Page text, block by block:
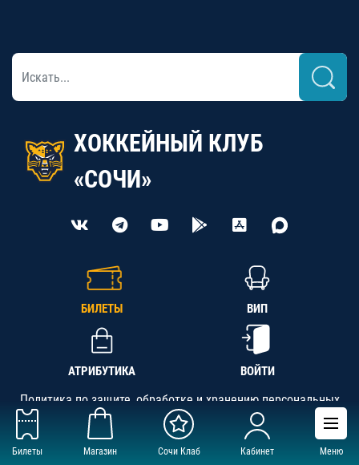
Билеты Магазин Сочи Клаб Кабинет Меню
ХОККЕЙНЫЙ КЛУБ
«СОЧИ»
БИЛЕТЫ ВИП
АТРИБУТИКА ВОЙТИ
Политика по защите, обработке и хранению персональных
данных
АНО «СК «Кубань-Регион», ОГРН 1142300002349,